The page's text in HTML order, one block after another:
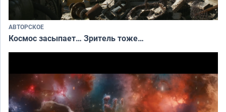
АВТОРСКОЕ
Космос засыпает… Зритель тоже…